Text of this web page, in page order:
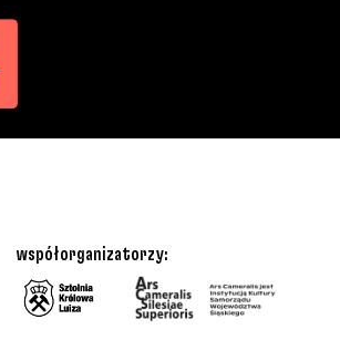
współorganizatorzy: